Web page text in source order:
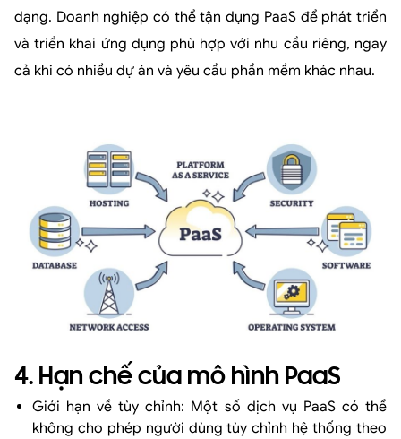
dạng. Doanh nghiệp có thể tận dụng PaaS để phát triển
và triển khai ứng dụng phù hợp với nhu cầu riêng, ngay
cả khi có nhiều dự án và yêu cầu phần mềm khác nhau.
4. Hạn chế của mô hình PaaS
Giới hạn về tùy chỉnh: Một số dịch vụ PaaS có thể
không cho phép người dùng tùy chỉnh hệ thống theo